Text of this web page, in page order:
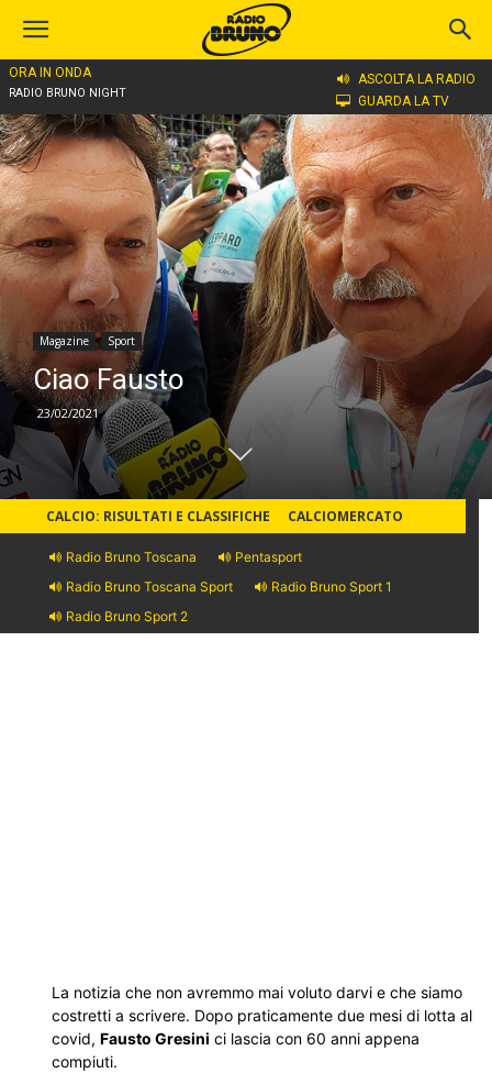
ORA IN ONDA
RADIO BRUNO NIGHT
ASCOLTA LA RADIO
GUARDA LA TV
Home
Magazine Sport
Ciao Fausto
23/02/2021
CALCIO: RISULTATI E CLASSIFICHE CALCIOMERCATO
Radio Bruno Toscana
Pentasport
Radio Bruno Toscana Sport
Radio Bruno Sport 1
Radio Bruno Sport 2
La notizia che non avremmo mai voluto darvi e che siamo
costretti a scrivere. Dopo praticamente due mesi di lotta al
covid, Fausto Gresini ci lascia con 60 anni appena
compiuti.